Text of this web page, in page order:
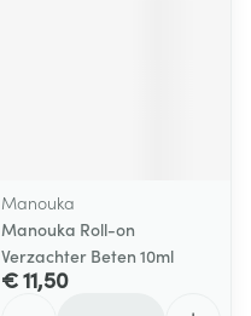
Manouka
Manouka Roll-on
Verzachter Beten 10ml
€ 11,50